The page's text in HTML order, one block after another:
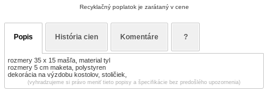
Recyklačný poplatok je zarátaný v cene
Popis História cien Komentáre ?
rozmery 35 x 15 mašľa, material tyl
rozmery 5 cm maketa, polystyren
dekorácia na výzdobu kostolov, stoličiek,
(vyhradzujeme si právo meniť tieto popisy a špecifikácie bez predošlého upozornenia)